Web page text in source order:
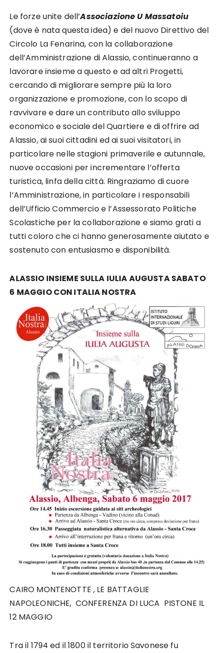
Le forze unite dell’Associazione U Massatoiu
(dove è nata questa idea) e del nuovo Direttivo del
Circolo La Fenarina, con la collaborazione
dell’Amministrazione di Alassio, continueranno a
lavorare insieme a questo e ad altri Progetti,
cercando di migliorare sempre più la loro
organizzazione e promozione, con lo scopo di
ravvivare e dare un contributo allo sviluppo
economico e sociale del Quartiere e di offrire ad
Alassio, ai suoi cittadini ed ai suoi visitatori, in
particolare nelle stagioni primaverile e autunnale,
nuove occasioni per incrementare l’offerta
turistica, linfa della città. Ringraziamo di cuore
l’Amministrazione, in particolare i responsabili
dell’Ufficio Commercio e l’Assessorato Politiche
Scolastiche per la collaborazione e siamo grati a
tutti coloro che ci hanno generosamente aiutato e
sostenuto con entusiasmo e disponibilità.
ALASSIO INSIEME SULLA IULIA AUGUSTA SABATO
6 MAGGIO CON ITALIA NOSTRA
CAIRO MONTENOTTE , LE BATTAGLIE
NAPOLEONICHE, CONFERENZA DI LUCA PISTONE IL
12 MAGGIO
Tra il 1794 ed il 1800 il territorio Savonese fu